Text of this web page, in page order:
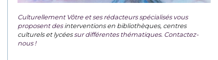
Culturellement Vôtre et ses rédacteurs spécialisés vous
proposent desinterventions en bibliothèques, centres
culturels et lycéessur différentes thématiques. Contactez-
nous !